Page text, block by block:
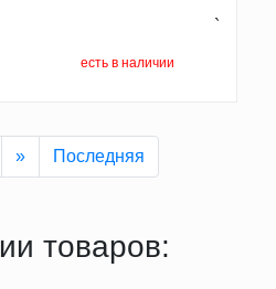
`
есть в наличии
» Последняя
товаров: